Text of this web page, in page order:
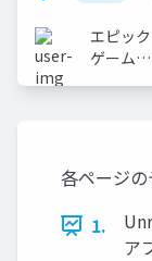
エピック
ゲームズ
各ページ
1.
ア